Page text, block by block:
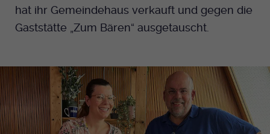
hat ihr Gemeindehaus verkauft und gegen die
Gaststätte „Zum Bären“ ausgetauscht.